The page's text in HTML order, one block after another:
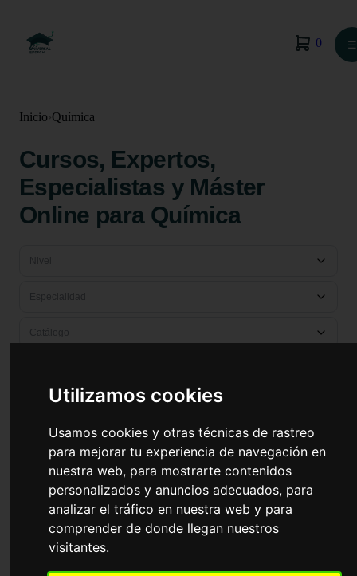
Utilizamos cookies
Usamos cookies y otras técnicas de rastreo
para mejorar tu experiencia de navegación en
nuestra web, para mostrarte contenidos
personalizados y anuncios adecuados, para
analizar el tráfico en nuestra web y para
comprender de donde llegan nuestros
visitantes.
0 ☰
Inicio ›Química
Cursos, Expertos,
Especialistas y Máster
Online para Química
Especialidad
Catálogo
tu bolsa y oposición de Química